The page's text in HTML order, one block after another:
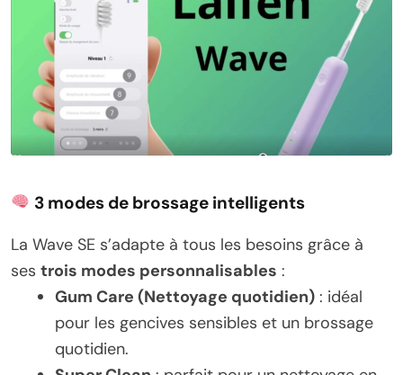
3 modes de brossage intelligents
La Wave SE s’adapte à tous les besoins grâce à
ses trois modes personnalisables :
Gum Care (Nettoyage quotidien) : idéal
pour les gencives sensibles et un brossage
quotidien.